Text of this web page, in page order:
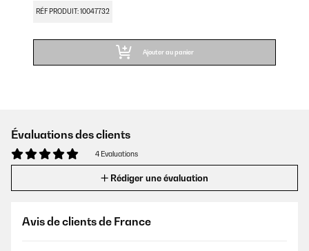
RÉF PRODUIT: 10047732
Ajouter au panier
Évaluations des clients
4 Evaluations
Rédiger une évaluation
Avis de clients de France